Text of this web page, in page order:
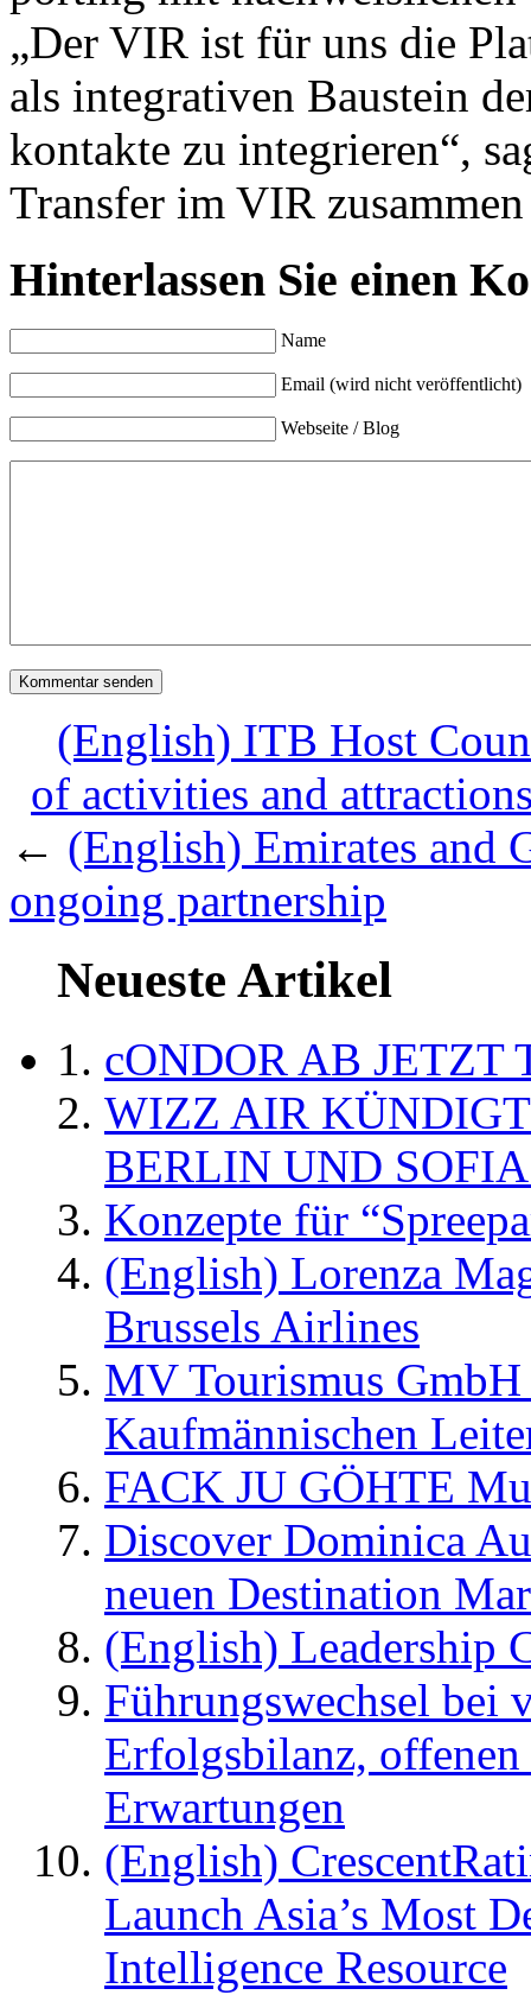
„Der VIR ist für uns die
als inte­gra­tiven Bau­stein
kontak­te zu inte­grie­ren“,
Transfer im VIR
Hinterlassen Sie einen
Name
Email (wird nicht veröffentlicht)
Webseite / Blog
(English) ITB Host
of activities and
← (English) Emirates and
ongoing partnership
Neueste Artikel
cONDOR AB
WIZZ AIR
BERLIN UND
Konzepte für
(English) Lorenza
Brussels Airlines
MV Tourismus
Kaufmännischen
FACK JU GÖHTE
Discover Dominica
neuen Destination
(English) Leadership
Führungswechsel bei
Erfolgsbilanz,
Erwartungen
(English)
Launch Asia’s Most
Intelligence Resource